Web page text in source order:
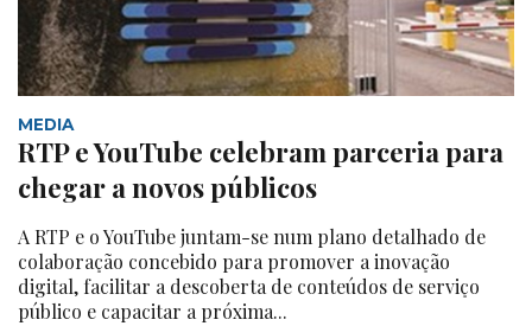
MEDIA
RTP e YouTube celebram parceria para
chegar a novos públicos
A RTP e o YouTube juntam-se num plano detalhado de
colaboração concebido para promover a inovação
digital, facilitar a descoberta de conteúdos de serviço
público e capacitar a próxima...